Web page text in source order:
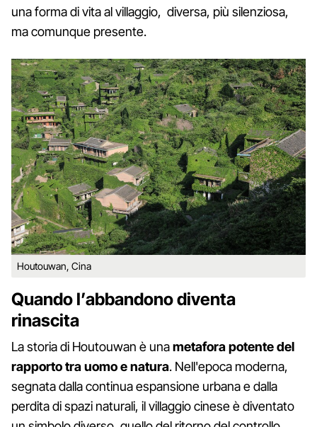
una forma di vita al villaggio, diversa, più silenziosa,
ma comunque presente.
Houtouwan, Cina
Quando l’abbandono diventa
rinascita
La storia di Houtouwan è unametafora potente del
rapporto tra uomo e natura. Nell'epoca moderna,
segnata dalla continua espansione urbana e dalla
perdita di spazi naturali, il villaggio cinese è diventato